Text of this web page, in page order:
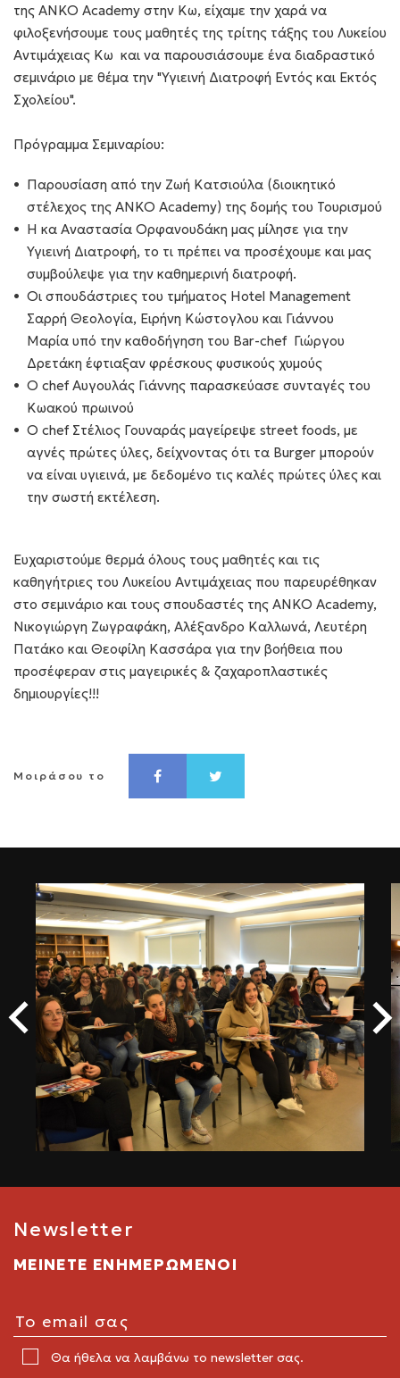
της ΑΝΚΟ Academy στην Κω, είχαμε την χαρά να
φιλοξενήσουμε τους μαθητές της τρίτης τάξης του Λυκείου
Αντιμάχειας Κω και να παρουσιάσουμε ένα διαδραστικό
σεμινάριο με θέμα την "Υγιεινή Διατροφή Εντός και Εκτός
Σχολείου".
Πρόγραμμα Σεμιναρίου:
Παρουσίαση από την Ζωή Κατσιούλα (διοικητικό
στέλεχος της ANKO Academy) της δομής του Τουρισμού
Η κα Αναστασία Ορφανουδάκη μας μίλησε για την
Υγιεινή Διατροφή, το τι πρέπει να προσέχουμε και μας
συμβούλεψε για την καθημερινή διατροφή.
Οι σπουδάστριες του τμήματος Hotel Management
Σαρρή Θεολογία, Ειρήνη Κώστογλου και Γιάννου
Μαρία υπό την καθοδήγηση του Bar-chef Γιώργου
Δρετάκη έφτιαξαν φρέσκους φυσικούς χυμούς
Ο chef Αυγουλάς Γιάννης παρασκεύασε συνταγές του
Κωακού πρωινού
Ο chef Στέλιος Γουναράς μαγείρεψε street foods, με
αγνές πρώτες ύλες, δείχνοντας ότι τα Burger μπορούν
να είναι υγιεινά, με δεδομένο τις καλές πρώτες ύλες και
την σωστή εκτέλεση.
Ευχαριστούμε θερμά όλους τους μαθητές και τις
καθηγήτριες του Λυκείου Αντιμάχειας που παρευρέθηκαν
στο σεμινάριο και τους σπουδαστές της ΑΝΚΟ Academy,
Νικογιώργη Ζωγραφάκη, Αλέξανδρο Καλλωνά, Λευτέρη
Πατάκο και Θεοφίλη Κασσάρα για την βοήθεια που
προσέφεραν στις μαγειρικές & ζαχαροπλαστικές
δημιουργίες!!!
Μοιράσου το
Newsletter
ΜΕΙΝΕΤΕ ΕΝΗΜΕΡΩΜΕΝΟΙ
Θα ήθελα να λαμβάνω το newsletter σας.